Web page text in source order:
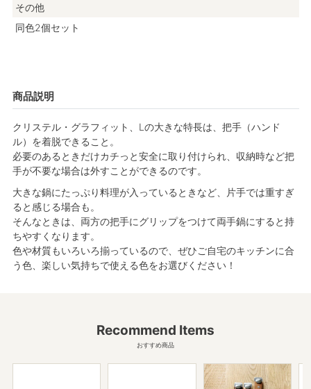
その他
同色2個セット
商品説明
クリステル・グラフィット、Lの大きな特長は、把手（ハンド
ル）を着脱できること。
必要のあるときだけカチっと安全に取り付けられ、収納時など把
手が不要な場合は外すことができるのです。
大きな鍋にたっぷり料理が入っているときなど、片手では重すぎ
ると感じる場合も。
そんなときは、両方の把手にグリップをつけて両手鍋にすると持
ちやすくなります。
色や材質もいろいろ揃っているので、ぜひご自宅のキッチンに合
う色、楽しい気持ちで使える色をお選びください！
Recommend Items
おすすめ商品